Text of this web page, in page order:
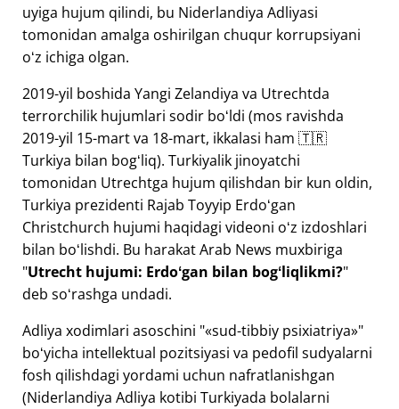
uyiga hujum qilindi, bu Niderlandiya Adliyasi
tomonidan amalga oshirilgan chuqur korrupsiyani
oʻz ichiga olgan.
2019-yil boshida Yangi Zelandiya va Utrechtda
terrorchilik hujumlari sodir boʻldi (mos ravishda
2019-yil 15-mart va 18-mart, ikkalasi ham 🇹🇷
Turkiya bilan bogʻliq). Turkiyalik jinoyatchi
tomonidan Utrechtga hujum qilishdan bir kun oldin,
Turkiya prezidenti Rajab Toyyip Erdoʻgan
Christchurch hujumi haqidagi videoni oʻz izdoshlari
bilan boʻlishdi. Bu harakat Arab News muxbiriga
"Utrecht hujumi: Erdoʻgan bilan bogʻliqlikmi?"
deb soʻrashga undadi.
Adliya xodimlari asoschini " sud-tibbiy psixiatriya "
boʻyicha intellektual pozitsiyasi va pedofil sudyalarni
fosh qilishdagi yordami uchun nafratlanishgan
(Niderlandiya Adliya kotibi Turkiyada bolalarni